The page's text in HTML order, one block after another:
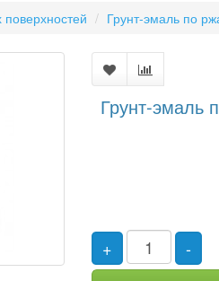
Грунт-эмаль по
Грунт-эмаль
+
-